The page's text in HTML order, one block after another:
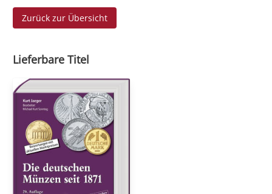
Zurück zur Übersicht
Lieferbare Titel